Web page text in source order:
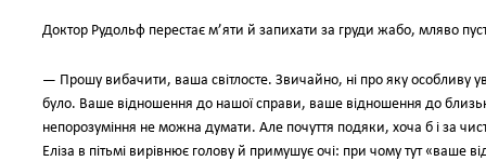
Доктор Рудольф перестає м’яти й запихати за груди жабо, мляво
— Прошу вибачити, ваша світлосте. Звичайно, ні про яку особливу
було. Ваше відношення до нашої справи, ваше відношення до
непорозуміння не можна думати. Але почуття подяки, хоча б і за
Еліза в пітьмі вирівнює голову й примушує очі: при чому тут «ваше